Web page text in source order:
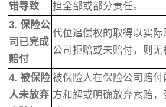
错导致
担全部或部分责任。
3. 保险公
司已完成
赔付
代位追偿权的取得以实
公司拒赔或未赔付，则无
4. 被保险
人未放弃
被保险人在保险公司赔
方和解或明确放弃索赔